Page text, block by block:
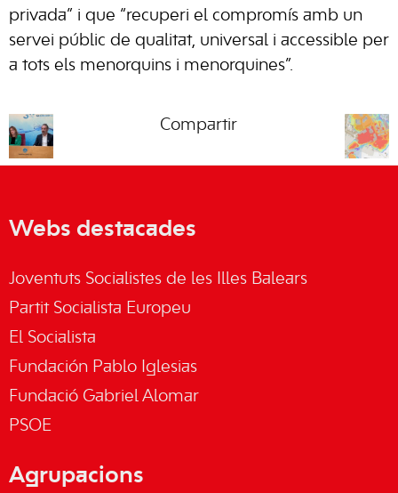
privada” i que “recuperi el compromís amb un
servei públic de qualitat, universal i accessible per
a tots els menorquins i menorquines”.
Compartir
Webs destacades
Joventuts Socialistes de les Illes Balears
Partit Socialista Europeu
El Socialista
Fundación Pablo Iglesias
Fundació Gabriel Alomar
PSOE
Agrupacions